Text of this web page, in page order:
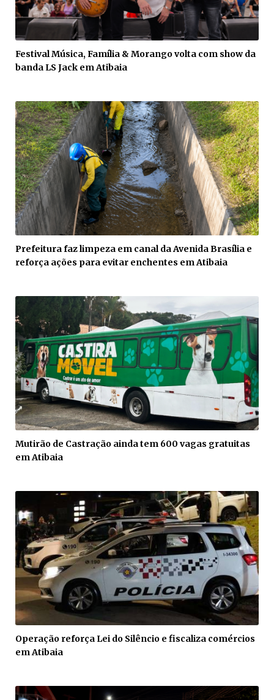
Festival Música, Família & Morango volta com show da
banda LS Jack em Atibaia
Prefeitura faz limpeza em canal da Avenida Brasília e
reforça ações para evitar enchentes em Atibaia
Mutirão de Castração ainda tem 600 vagas gratuitas
em Atibaia
Operação reforça Lei do Silêncio e fiscaliza comércios
em Atibaia